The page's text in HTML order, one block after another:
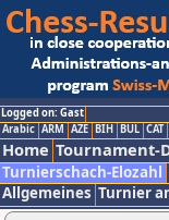
Logged on: Gast
Arabic ARM AZE BIH BUL CAT
Home Tournament-
Turnierschach-Elozahl
Allgemeines Turnier